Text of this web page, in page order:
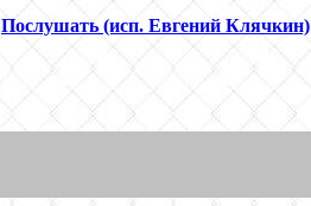
Послушать (исп. Евгений Клячкин)